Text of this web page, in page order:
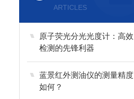
ARTICLES
原子荧光分光光度计：高效
检测的先锋利器
蓝景红外测油仪的测量精度
如何？